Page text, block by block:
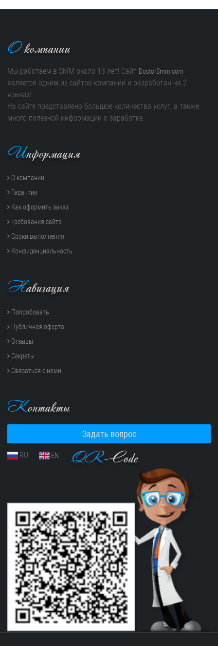
Окомпании
Мы работаем в SMM около 13 лет! Сайт DoctorSmm.com
является одним из сайтов компании и разработан на 2
языках!
На сайте представлено большое количество услуг, а также
много полезной информации о заработке.
Информация
О компании
Гарантии
Как оформить заказ
Требования сайта
Сроки выполнения
Конфиденциальность
Навигация
Попробовать
Публичная оферта
Отзывы
Секреты
Связаться с нами
Контакты
Задать вопрос
RU EN QR-Code